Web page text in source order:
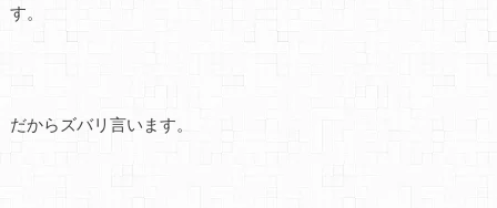
す。
だからズバリ言います。